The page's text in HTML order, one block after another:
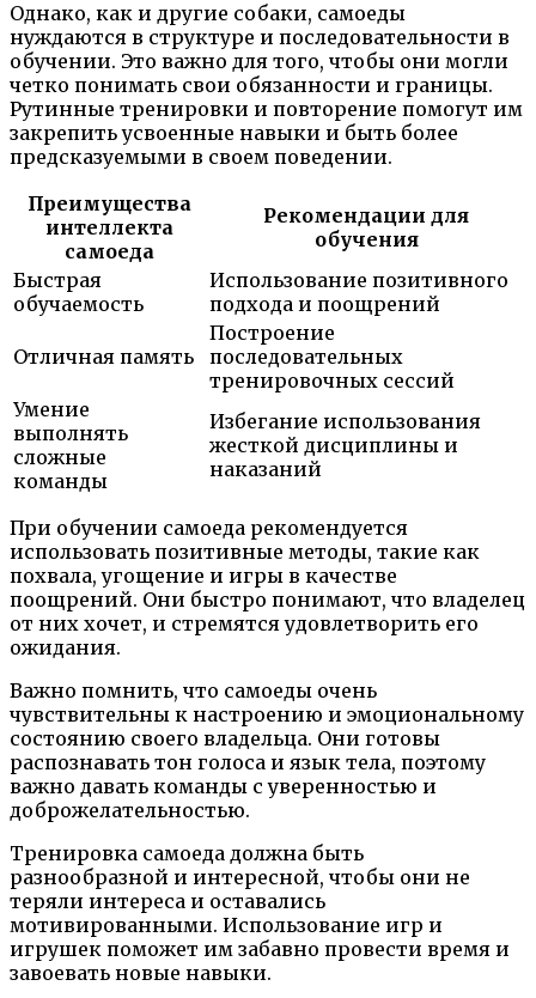
Однако, как и другие собаки, самоеды
нуждаются в структуре и последовательности в
обучении. Это важно для того, чтобы они могли
четко понимать свои обязанности и границы.
Рутинные тренировки и повторение помогут им
закрепить усвоенные навыки и быть более
предсказуемыми в своем поведении.
Преимущества
интеллекта
самоеда
Рекомендации для
обучения
Быстрая
обучаемость
Использование позитивного
подхода и поощрений
Отличная память
Построение
последовательных
тренировочных сессий
Умение
выполнять
сложные
команды
Избегание использования
жесткой дисциплины и
наказаний
При обучении самоеда рекомендуется
использовать позитивные методы, такие как
похвала, угощение и игры в качестве
поощрений. Они быстро понимают, что владелец
от них хочет, и стремятся удовлетворить его
ожидания.
Важно помнить, что самоеды очень
чувствительны к настроению и эмоциональному
состоянию своего владельца. Они готовы
распознавать тон голоса и язык тела, поэтому
важно давать команды с уверенностью и
доброжелательностью.
Тренировка самоеда должна быть
разнообразной и интересной, чтобы они не
теряли интереса и оставались
мотивированными. Использование игр и
игрушек поможет им забавно провести время и
завоевать новые навыки.